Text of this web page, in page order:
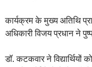
कार्यक्रम के मुख्य अतिथि
अधिकारी विजय प्रधान ने
डॉ. कटकवार ने